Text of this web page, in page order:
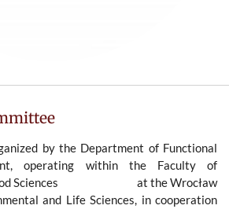
by the Department of Functional
operating within the Faculty of
Food Sciences at the Wrocław
and Life Sciences, in cooperation